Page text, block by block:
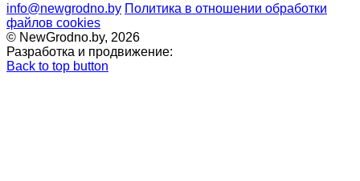
info@newgrodno.by Политика в отношении обработки
файлов cookies
© NewGrodno.by, 2026
Разработка и продвижение:
Back to top button